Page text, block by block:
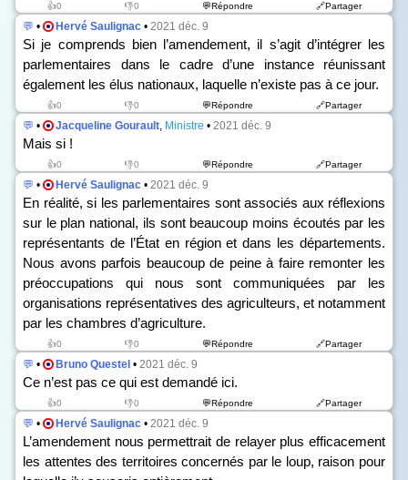
👍0 👎0 💬Répondre 🔗Partager
💬 • Hervé Saulignac • 2021 déc. 9
Si je comprends bien l’amendement, il s’agit d’intégrer les
parlementaires dans le cadre d’une instance réunissant
également les élus nationaux, laquelle n’existe pas à ce jour.
👍0 👎0 💬Répondre 🔗Partager
💬 • Jacqueline Gourault, Ministre • 2021 déc. 9
Mais si !
👍0 👎0 💬Répondre 🔗Partager
💬 • Hervé Saulignac • 2021 déc. 9
En réalité, si les parlementaires sont associés aux réflexions
sur le plan national, ils sont beaucoup moins écoutés par les
représentants de l’État en région et dans les départements.
Nous avons parfois beaucoup de peine à faire remonter les
préoccupations qui nous sont communiquées par les
organisations représentatives des agriculteurs, et notamment
par les chambres d’agriculture.
👍0 👎0 💬Répondre 🔗Partager
💬 • Bruno Questel • 2021 déc. 9
Ce n’est pas ce qui est demandé ici.
👍0 👎0 💬Répondre 🔗Partager
💬 • Hervé Saulignac • 2021 déc. 9
L’amendement nous permettrait de relayer plus efficacement
les attentes des territoires concernés par le loup, raison pour